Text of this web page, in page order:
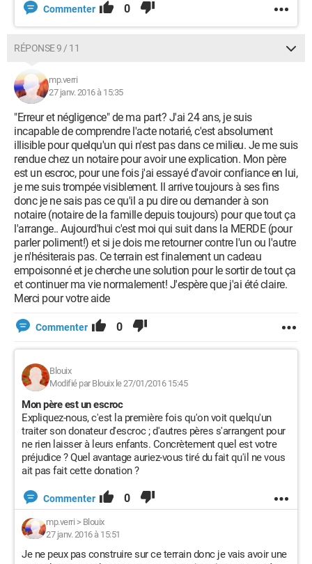
Commenter 0
RÉPONSE 9 / 11
mp.verri
27 janv. 2016 à 15:35
"Erreur et négligence" de ma part? J'ai 24 ans, je suis
incapable de comprendre l'acte notarié, c'est absolument
illisible pour quelqu'un qui n'est pas dans ce milieu. Je me suis
rendue chez un notaire pour avoir une explication. Mon père
est un escroc, pour une fois j'ai essayé d'avoir confiance en lui,
je me suis trompée visiblement. Il arrive toujours à ses fins
donc je ne sais pas ce qu'il a pu dire ou demander à son
notaire (notaire de la famille depuis toujours) pour que tout ça
l'arrange.. Aujourd'hui c'est moi qui suit dans la MERDE (pour
parler poliment!) et si je dois me retourner contre l'un ou l'autre
je n'hésiterais pas. Ce terrain est finalement un cadeau
empoisonné et je cherche une solution pour le sortir de tout ça
et continuer ma vie normalement! J'espère que j'ai été claire.
Merci pour votre aide
Commenter 0
Blouix
Modifié par Blouix le 27/01/2016 15:45
Mon père est un escroc
Expliquez-nous, c'est la première fois qu'on voit quelqu'un
traiter son donateur d'escroc ; d'autres pères s'arrangent pour
ne rien laisser à leurs enfants. Concrètement quel est votre
préjudice ? Quel avantage auriez-vous tiré du fait qu'il ne vous
ait pas fait cette donation ?
Commenter 0
mp.verri > Blouix
27 janv. 2016 à 15:51
Je ne peux pas construire sur ce terrain donc je vais avoir une